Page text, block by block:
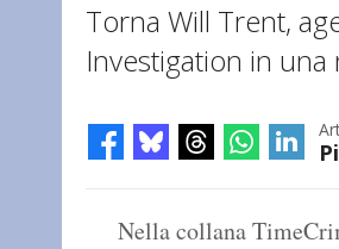
Torna Will Trent,
Investigation in
Nella collana